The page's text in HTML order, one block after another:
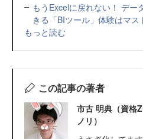
もうExcelに戻れない！ デー
きる「BIツール」体験はマス
もっと読む
この記事の著者
市古 明典（資格
ノリ）